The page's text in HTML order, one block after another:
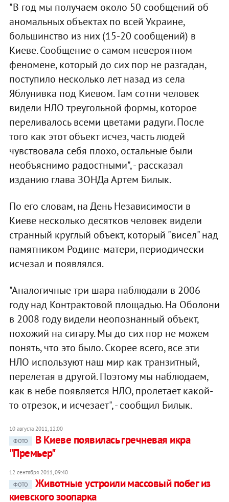
"В год мы получаем около 50 сообщений об
аномальных объектах по всей Украине,
большинство из них (15-20 сообщений) в
Киеве. Сообщение о самом невероятном
феномене, который до сих пор не разгадан,
поступило несколько лет назад из села
Яблунивка под Киевом. Там сотни человек
видели НЛО треугольной формы, которое
переливалось всеми цветами радуги. После
того как этот объект исчез, часть людей
чувствовала себя плохо, остальные были
необъяснимо радостными", - рассказал
изданию глава ЗОНДа Артем Билык.
По его словам, на День Независимости в
Киеве несколько десятков человек видели
странный круглый объект, который "висел" над
памятником Родине-матери, периодически
исчезал и появлялся.
"Аналогичные три шара наблюдали в 2006
году над Контрактовой площадью. На Оболони
в 2008 году видели неопознанный объект,
похожий на сигару. Мы до сих пор не можем
понять, что это было. Скорее всего, все эти
НЛО используют наш мир как транзитный,
перелетая в другой. Поэтому мы наблюдаем,
как в небе появляется НЛО, пролетает какой-
то отрезок, и исчезает", - сообщил Билык.
10 августа 2011, 12:00
ФОТО
В Киеве появилась гречневая икра
"Премьер"
12 сентября 2011, 09:40
ФОТО
Животные устроили массовый побег из
киевского зоопарка